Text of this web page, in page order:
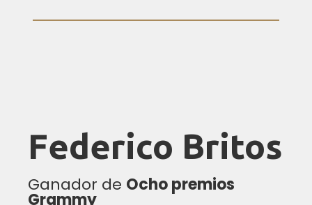
Federico Britos
Ganador de Ocho premios
Grammy